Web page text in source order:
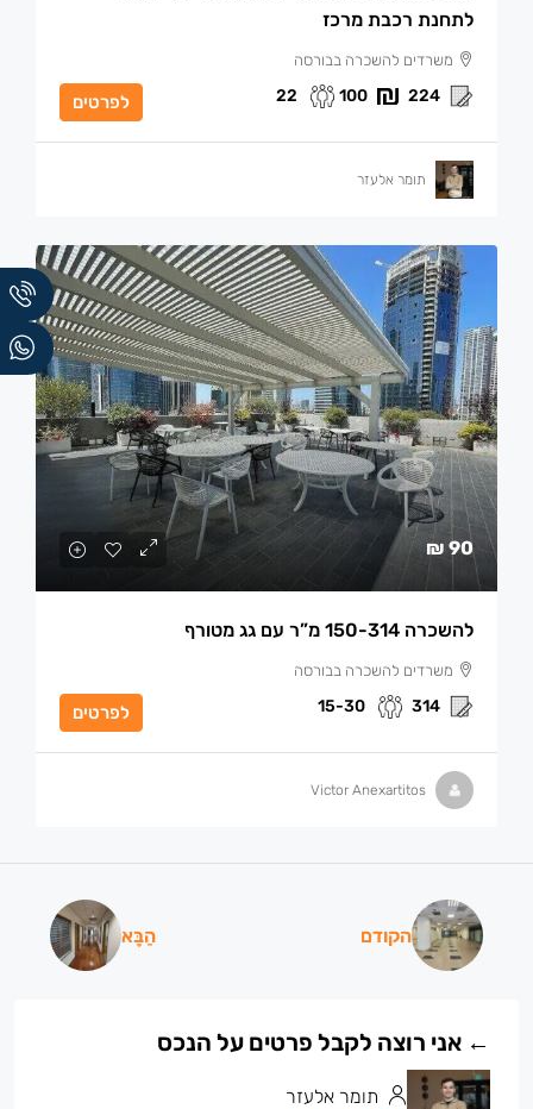
לתחנת רכבת מרכז
משרדים להשכרה בבורסה
224
100
22 לפרטים
תומר אלעזר
90 ₪
להשכרה 150-314 מ”ר עם גג מטורף
משרדים להשכרה בבורסה
314
15-30 לפרטים
Victor Anexartitos
הקודם הַבָּא
תומר אלעזר